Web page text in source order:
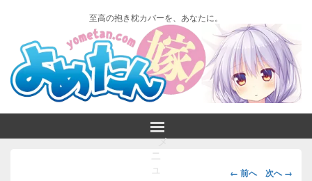
至高の抱き枕カバーを、あなたに。
メ
ニ
ュ
画
← 前へ 次へ →